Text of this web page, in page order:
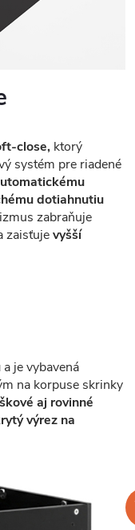
close, ktorý
systém pre riadené
dotiahnutiu
zabraňuje
zaisťujevyšší
a je vybavená
na korpuse skrinky
aj rovinné
výrez na